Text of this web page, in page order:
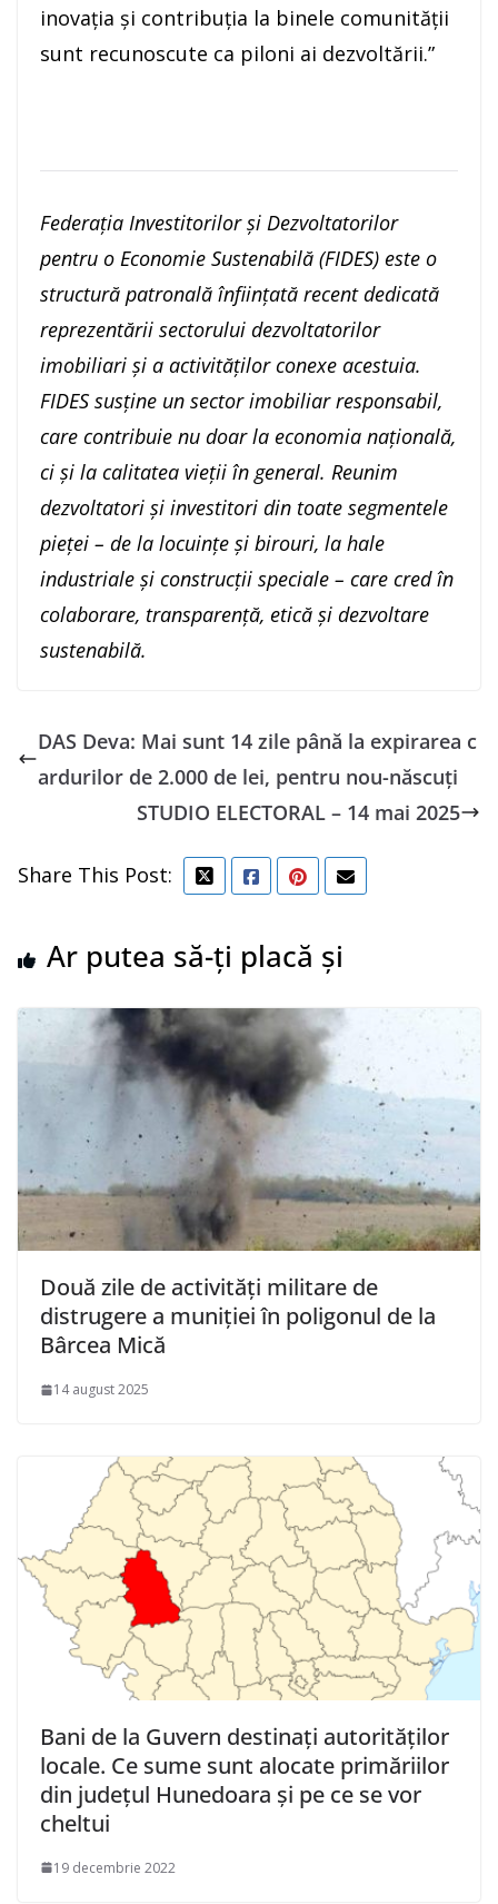
inovația și contribuția la binele comunității
sunt recunoscute ca piloni ai dezvoltării.”
Federația Investitorilor și Dezvoltatorilor
pentru o Economie Sustenabilă (FIDES) este o
structură patronală înființată recent dedicată
reprezentării sectorului dezvoltatorilor
imobiliari și a activităților conexe acestuia.
FIDES susține un sector imobiliar responsabil,
care contribuie nu doar la economia națională,
ci și la calitatea vieții în general. Reunim
dezvoltatori și investitori din toate segmentele
pieței – de la locuințe și birouri, la hale
industriale și construcții speciale – care cred în
colaborare, transparență, etică și dezvoltare
sustenabilă.
DAS Deva: Mai sunt 14 zile până la expirarea c
ardurilor de 2.000 de lei, pentru nou-născuți
STUDIO ELECTORAL – 14 mai 2025
Share This Post:
Ar putea să-ți placă și
Două zile de activități militare de
distrugere a muniției în poligonul de la
Bârcea Mică
14 august 2025
Bani de la Guvern destinați autorităților
locale. Ce sume sunt alocate primăriilor
din județul Hunedoara și pe ce se vor
cheltui
19 decembrie 2022